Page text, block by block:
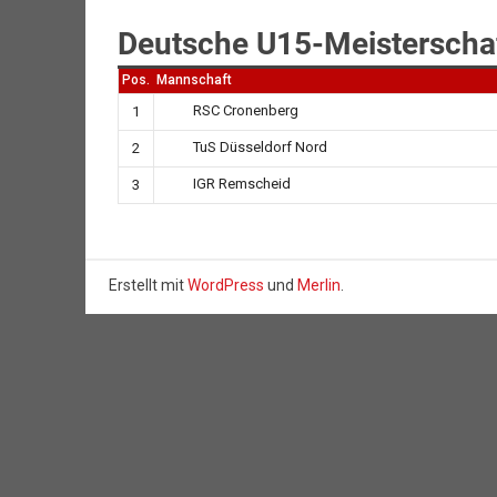
Deutsche U15-
Pos. Mannschaft
1 RSC Cronenberg
2 TuS Düsseldorf Nord
3 IGR Remscheid
Erstellt mitWordPress und Merlin